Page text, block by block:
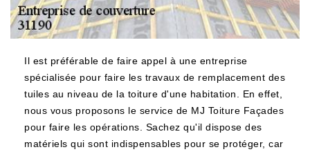
Il est préférable de faire appel à une entreprise
spécialisée pour faire les travaux de remplacement des
tuiles au niveau de la toiture d'une habitation. En effet,
nous vous proposons le service de MJ Toiture Façades
pour faire les opérations. Sachez qu'il dispose des
matériels qui sont indispensables pour se protéger, car